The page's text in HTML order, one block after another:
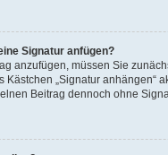
Signatur anfügen?
anzufügen, müssen Sie
Kästchen „Signatur
Beitrag dennoch ohne